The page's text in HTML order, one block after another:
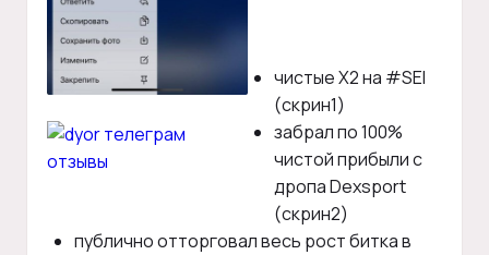
чистые X2 на #SEI
(скрин1)
забрал по 100%
чистой прибыли с
дропа Dexsport
(скрин2)
публично отторговал весь рост битка в